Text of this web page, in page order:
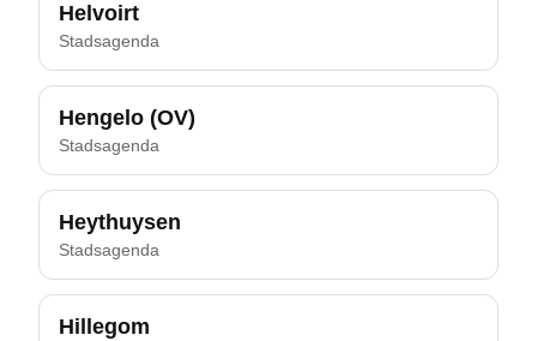
Helvoirt
Stadsagenda
Hengelo (OV)
Stadsagenda
Heythuysen
Stadsagenda
Hillegom